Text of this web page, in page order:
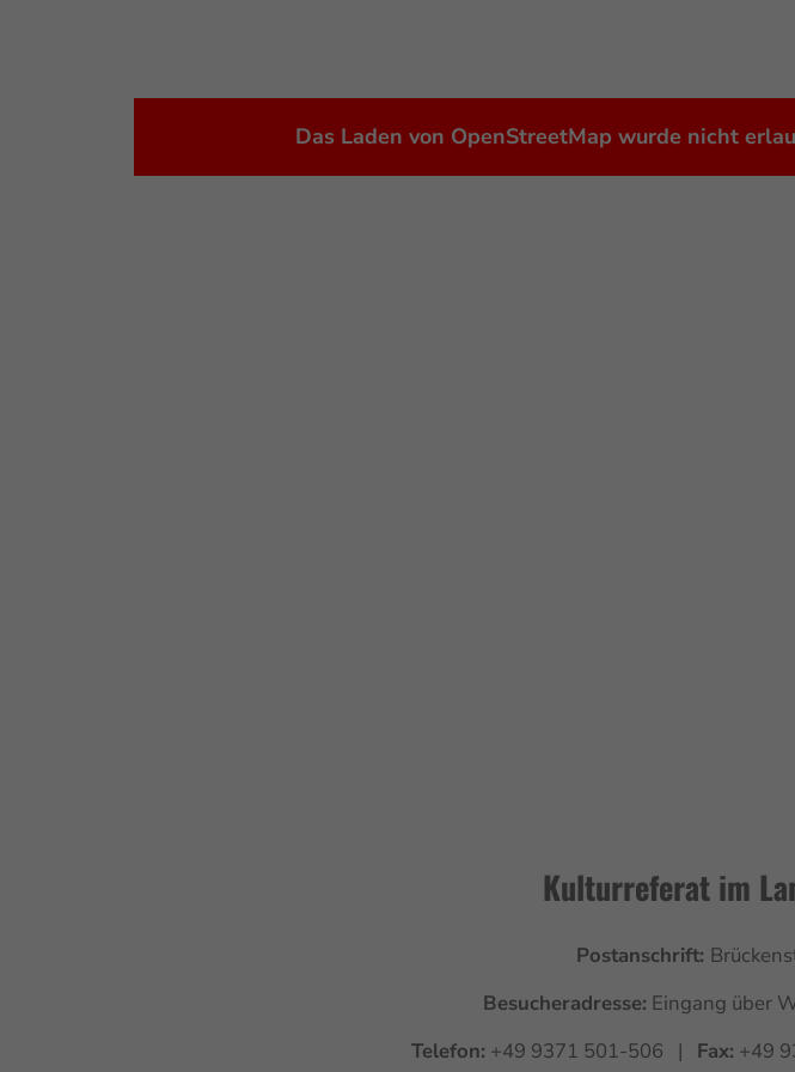
Das Laden von OpenStreetMap wurde nicht
Kulturreferat im
Postanschrift:
Besucheradresse: Eingang über
Telefon: +49 9371 501-506 | Fax: +49